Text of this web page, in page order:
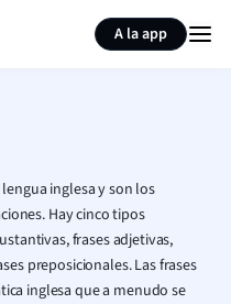
A la app
inglesa y son los
Hay cinco tipos
frases adjetivas,
preposicionales.Las frases
inglesa que a menudo se
Resumir página